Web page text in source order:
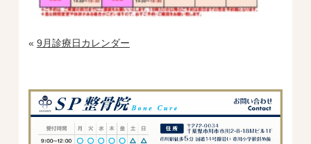
« 9月診療日カレンダー